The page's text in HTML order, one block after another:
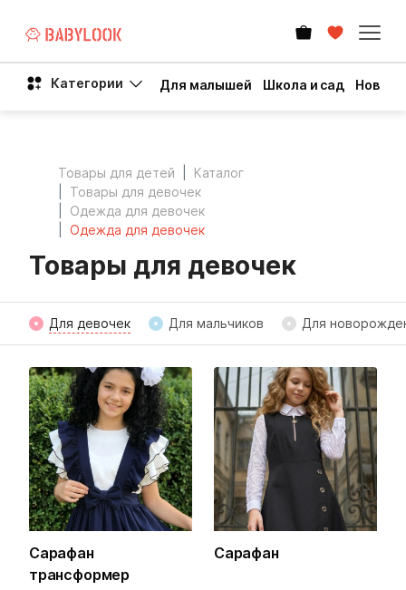
Категории Для малышей Школа и сад Новый
Товары для детей
Каталог
Товары для девочек
Одежда для девочек
Одежда для девочек
Товары для девочек
Для девочек Для мальчиков Для
Сарафан
трансформер
Сарафан